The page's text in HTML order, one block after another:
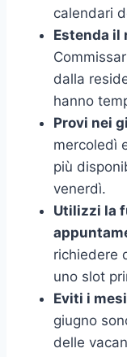
calendari
Estenda il
dalla
hanno
Provi nei
mercoledì
più
venerdì.
Utilizzi la
richiedere
uno slot
Eviti i
giugno
delle